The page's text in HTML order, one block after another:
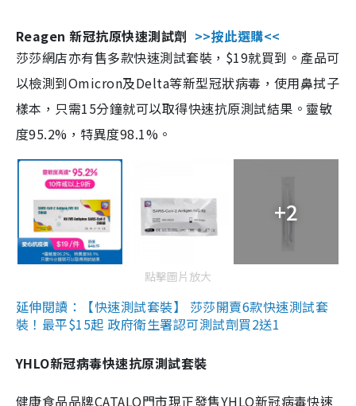
Reagen 新冠抗原快速測試劑 >>按此選購<<
莎莎網店亦有售多款快速測試套裝，$19就買到。產品可
以檢測到Omicron及Delta等新型冠狀病毒，使用鼻拭子
樣本，只需15分鐘就可以取得快速抗原測試結果。靈敏
度95.2%，特異度98.1%。
+2
點擊圖片放大
延伸閱讀：【快速測試套裝】 莎莎開賣6款快速測試套
裝！最平$15起 政府衛生署認可測試劑買2送1
YHLO新冠病毒快速抗原測試套裝
健康食品品牌CATALO門市現正發售YHLO新冠病毒快速